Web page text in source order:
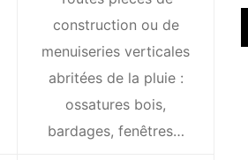
construction ou de
menuiseries verticales
abritées de la pluie :
ossatures bois,
bardages, fenêtres…